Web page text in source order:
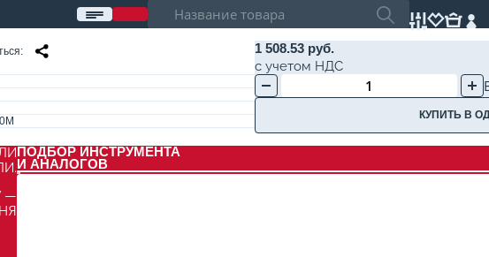
1 508.53 руб.
с учетом НДС
КУПИТЬ В
—
ПОДБОР ИНСТРУМЕНТА
И АНАЛОГОВ